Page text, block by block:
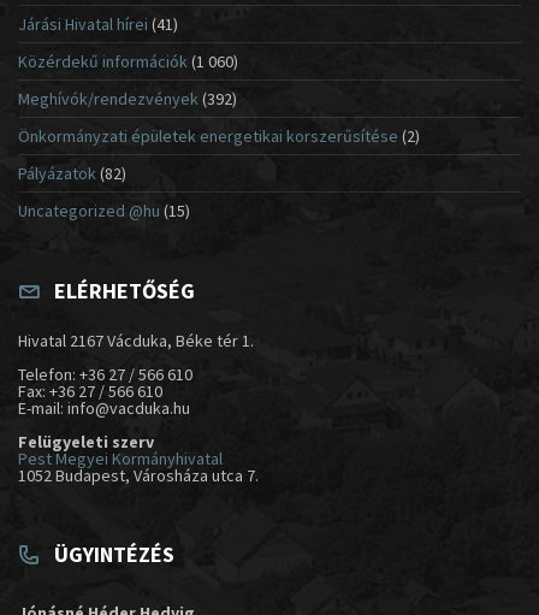
Járási Hivatal hírei (41)
Közérdekű információk(1 060)
Meghívók/rendezvények (392)
Önkormányzati épületek energetikai korszerűsítése (2)
Pályázatok (82)
Uncategorized @hu (15)
ELÉRHETŐSÉG
Hivatal 2167 Vácduka, Béke tér 1.
Telefon: +36 27 / 566 610
Fax: +36 27 / 566 610
E-mail: info@vacduka.hu
Felügyeleti szerv
Pest Megyei Kormányhivatal
1052 Budapest, Városháza utca 7.
ÜGYINTÉZÉS